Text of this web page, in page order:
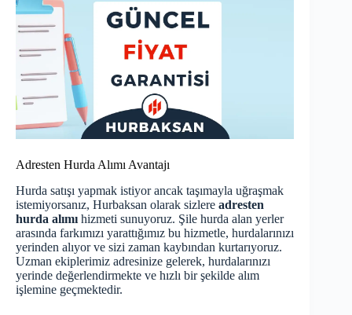
Adresten Hurda Alımı Avantajı
Hurda satışı yapmak istiyor ancak taşımayla uğraşmak
istemiyorsanız, Hurbaksan olarak sizlere adresten
hurda alımı hizmeti sunuyoruz. Şile hurda alan yerler
arasında farkımızı yarattığımız bu hizmetle, hurdalarınızı
yerinden alıyor ve sizi zaman kaybından kurtarıyoruz.
Uzman ekiplerimiz adresinize gelerek, hurdalarınızı
yerinde değerlendirmekte ve hızlı bir şekilde alım
işlemine geçmektedir.